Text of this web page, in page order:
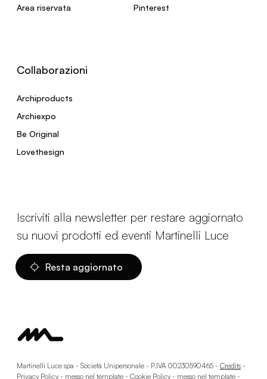
Area riservata
Pinterest
Collaborazioni
Archiproducts
Archiexpo
Be Original
Lovethesign
Iscriviti alla newsletter per restare aggiornato
su nuovi prodotti ed eventi Martinelli Luce
Resta aggiornato
Martinelli Luce spa - Società Unipersonale - P.IVA 00230590465 - Credits -
Privacy Policy - messo nel template - Cookie Policy - messo nel template -